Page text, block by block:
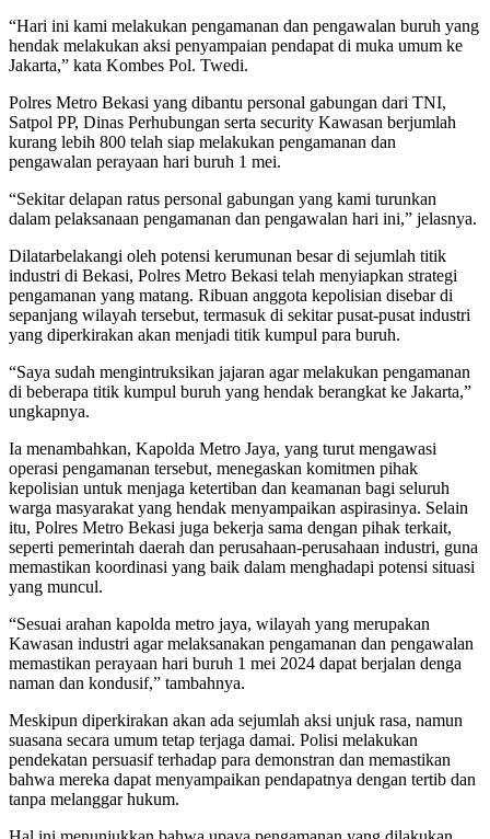
“Hari ini kami melakukan pengamanan dan pengawalan buruh yang
hendak melakukan aksi penyampaian pendapat di muka umum ke
Jakarta,” kata Kombes Pol. Twedi.
Polres Metro Bekasi yang dibantu personal gabungan dari TNI,
Satpol PP, Dinas Perhubungan serta security Kawasan berjumlah
kurang lebih 800 telah siap melakukan pengamanan dan
pengawalan perayaan hari buruh 1 mei.
“Sekitar delapan ratus personal gabungan yang kami turunkan
dalam pelaksanaan pengamanan dan pengawalan hari ini,” jelasnya.
Dilatarbelakangi oleh potensi kerumunan besar di sejumlah titik
industri di Bekasi, Polres Metro Bekasi telah menyiapkan strategi
pengamanan yang matang. Ribuan anggota kepolisian disebar di
sepanjang wilayah tersebut, termasuk di sekitar pusat-pusat industri
yang diperkirakan akan menjadi titik kumpul para buruh.
“Saya sudah mengintruksikan jajaran agar melakukan pengamanan
di beberapa titik kumpul buruh yang hendak berangkat ke Jakarta,”
ungkapnya.
Ia menambahkan, Kapolda Metro Jaya, yang turut mengawasi
operasi pengamanan tersebut, menegaskan komitmen pihak
kepolisian untuk menjaga ketertiban dan keamanan bagi seluruh
warga masyarakat yang hendak menyampaikan aspirasinya. Selain
itu, Polres Metro Bekasi juga bekerja sama dengan pihak terkait,
seperti pemerintah daerah dan perusahaan-perusahaan industri, guna
memastikan koordinasi yang baik dalam menghadapi potensi situasi
yang muncul.
“Sesuai arahan kapolda metro jaya, wilayah yang merupakan
Kawasan industri agar melaksanakan pengamanan dan pengawalan
memastikan perayaan hari buruh 1 mei 2024 dapat berjalan denga
naman dan kondusif,” tambahnya.
Meskipun diperkirakan akan ada sejumlah aksi unjuk rasa, namun
suasana secara umum tetap terjaga damai. Polisi melakukan
pendekatan persuasif terhadap para demonstran dan memastikan
bahwa mereka dapat menyampaikan pendapatnya dengan tertib dan
tanpa melanggar hukum.